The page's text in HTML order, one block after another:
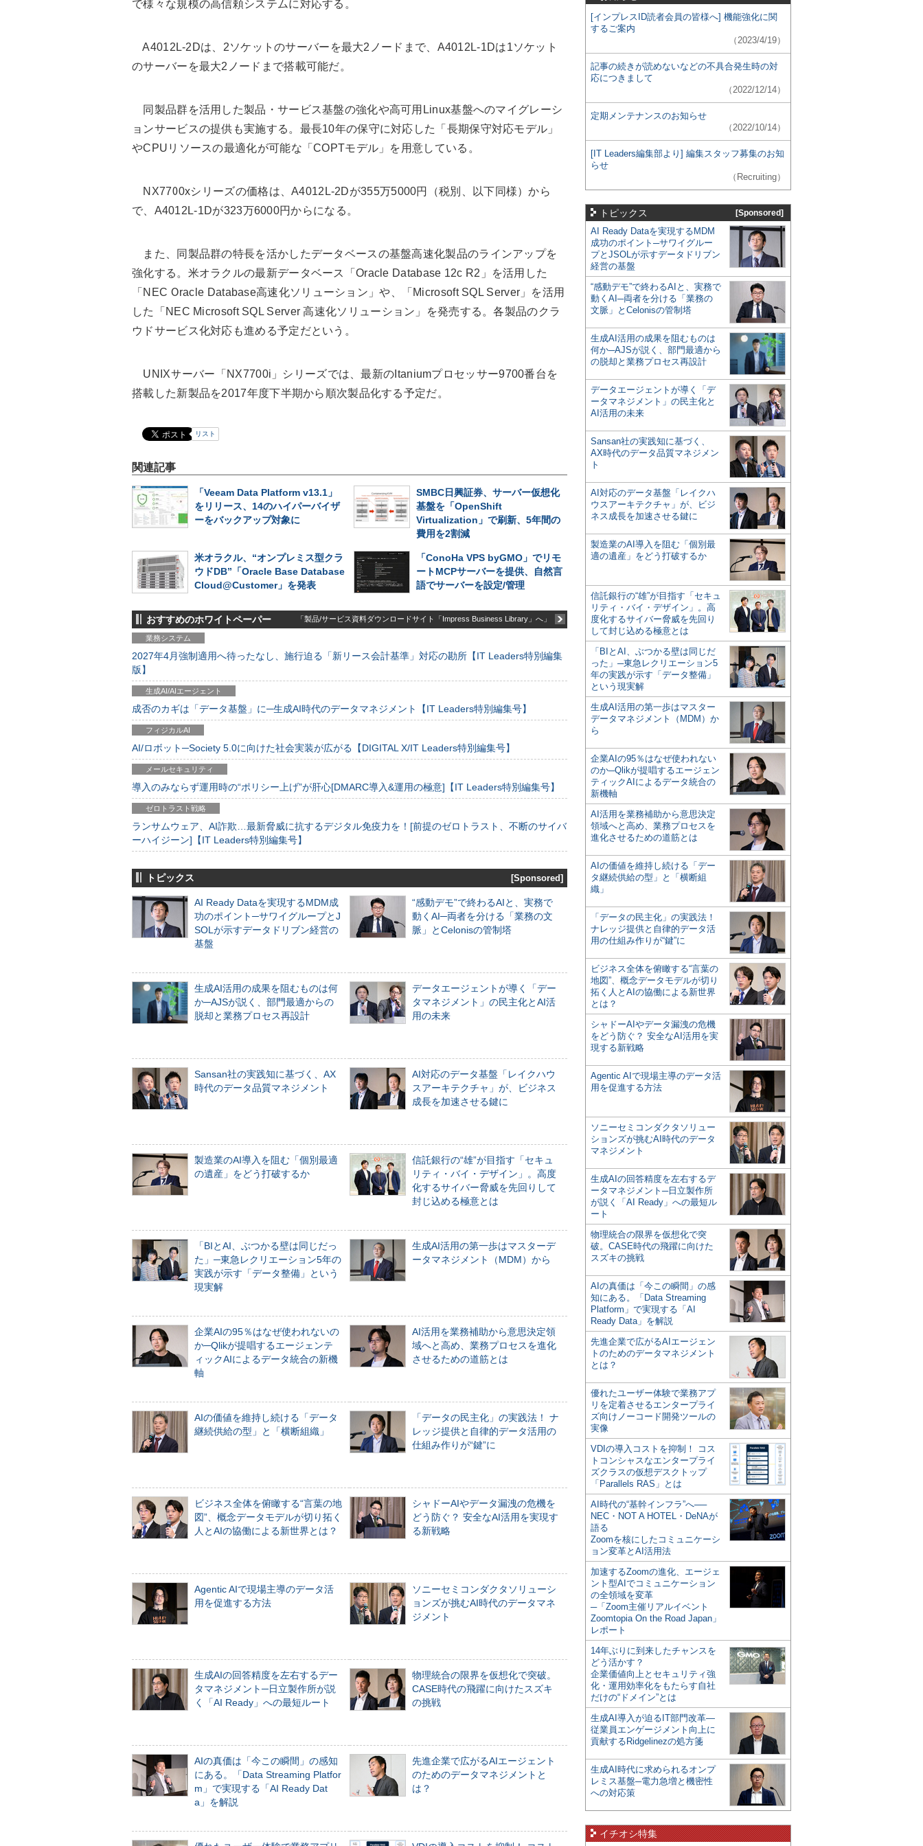
で様々な規模の高信頼システムに対応する。
A4012L-2Dは、2ソケットのサーバーを最大2ノードまで、A4012L-1Dは1ソケット
のサーバーを最大2ノードまで搭載可能だ。
同製品群を活用した製品・サービス基盤の強化や高可用Linux基盤へのマイグレーシ
ョンサービスの提供も実施する。最長10年の保守に対応した「長期保守対応モデル」
やCPUリソースの最適化が可能な「COPTモデル」を用意している。
NX7700xシリーズの価格は、A4012L-2Dが355万5000円（税別、以下同様）から
で、A4012L-1Dが323万6000円からになる。
また、同製品群の特長を活かしたデータベースの基盤高速化製品のラインアップを
強化する。米オラクルの最新データベース「Oracle Database 12c R2」を活用した
「NEC Oracle Database高速化ソリューション」や、「Microsoft SQL Server」を活用
した「NEC Microsoft SQL Server 高速化ソリューション」を発売する。各製品のクラ
ウドサービス化対応も進める予定だという。
UNIXサーバー「NX7700i」シリーズでは、最新のItaniumプロセッサー9700番台を
搭載した新製品を2017年度下半期から順次製品化する予定だ。
リスト
関連記事
「Veeam Data Platform v13.1」
をリリース、14のハイパーバイザ
ーをバックアップ対象に
SMBC日興証券、サーバー仮想化
基盤を「OpenShift
Virtualization」で刷新、5年間の
費用を2割減
米オラクル、“オンプレミス型クラ
ウドDB”「Oracle Base Database
Cloud@Customer」を発表
「ConoHa VPS byGMO」でリモ
ートMCPサーバーを提供、自然言
語でサーバーを設定/管理
おすすめのホワイトペーパー 「製品/サービス資料ダウンロードサイト「Impress Business Library」へ」
業務システム
2027年4月強制適用へ待ったなし、施行迫る「新リース会計基準」対応の勘所【IT Leaders特別編集
版】
生成AI/AIエージェント
成否のカギは「データ基盤」に─生成AI時代のデータマネジメント【IT Leaders特別編集号】
フィジカルAI
AI/ロボット─Society 5.0に向けた社会実装が広がる【DIGITAL X/IT Leaders特別編集号】
メールセキュリティ
導入のみならず運用時の“ポリシー上げ”が肝心[DMARC導入&運用の極意]【IT Leaders特別編集号】
ゼロトラスト戦略
ランサムウェア、AI詐欺…最新脅威に抗するデジタル免疫力を！[前提のゼロトラスト、不断のサイバ
ーハイジーン]【IT Leaders特別編集号】
トピックス [Sponsored]
AI Ready Dataを実現するMDM成
功のポイント─サワイグループとJ
SOLが示すデータドリブン経営の
基盤
“感動デモ”で終わるAIと、実務で
動くAI─両者を分ける「業務の文
脈」とCelonisの管制塔
生成AI活用の成果を阻むものは何
か─AJSが説く、部門最適からの
脱却と業務プロセス再設計
データエージェントが導く「デー
タマネジメント」の民主化とAI活
用の未来
Sansan社の実践知に基づく、AX
時代のデータ品質マネジメント
AI対応のデータ基盤「レイクハウ
スアーキテクチャ」が、ビジネス
成長を加速させる鍵に
製造業のAI導入を阻む「個別最適
の遺産」をどう打破するか
信託銀行の“雄”が目指す「セキュ
リティ・バイ・デザイン」。高度
化するサイバー脅威を先回りして
封じ込める極意とは
「BIとAI、ぶつかる壁は同じだっ
た」─東急レクリエーション5年の
実践が示す「データ整備」という
現実解
生成AI活用の第一歩はマスターデ
ータマネジメント（MDM）から
企業AIの95％はなぜ使われないの
か─Qlikが提唱するエージェンテ
ィックAIによるデータ統合の新機
軸
AI活用を業務補助から意思決定領
域へと高め、業務プロセスを進化
させるための道筋とは
AIの価値を維持し続ける「データ
継続供給の型」と「横断組織」
「データの民主化」の実践法！ ナ
レッジ提供と自律的データ活用の
仕組み作りが“鍵”に
ビジネス全体を俯瞰する“言葉の地
図”、概念データモデルが切り拓く
人とAIの協働による新世界とは？
シャドーAIやデータ漏洩の危機を
どう防ぐ？ 安全なAI活用を実現す
る新戦略
Agentic AIで現場主導のデータ活
用を促進する方法
ソニーセミコンダクタソリューシ
ョンズが挑むAI時代のデータマネ
ジメント
生成AIの回答精度を左右するデー
タマネジメント─日立製作所が説
く「AI Ready」への最短ルート
物理統合の限界を仮想化で突破。
CASE時代の飛躍に向けたスズキ
の挑戦
AIの真価は「今この瞬間」の感知
にある。「Data Streaming Platfor
m」で実現する「AI Ready Dat
a」を解説
先進企業で広がるAIエージェント
のためのデータマネジメントと
は？
[インプレスID読者会員の皆様へ] 機能強化に関
するご案内
（2023/4/19）
記事の続きが読めないなどの不具合発生時の対
応につきまして
（2022/12/14）
定期メンテナンスのお知らせ
（2022/10/14）
[IT Leaders編集部より] 編集スタッフ募集のお知
らせ
（Recruiting）
トピックス [Sponsored]
AI Ready Dataを実現するMDM
成功のポイント─サワイグルー
プとJSOLが示すデータドリブン
経営の基盤
“感動デモ”で終わるAIと、実務で
動くAI─両者を分ける「業務の
文脈」とCelonisの管制塔
生成AI活用の成果を阻むものは
何か─AJSが説く、部門最適から
の脱却と業務プロセス再設計
データエージェントが導く「デ
ータマネジメント」の民主化と
AI活用の未来
Sansan社の実践知に基づく、
AX時代のデータ品質マネジメン
ト
AI対応のデータ基盤「レイクハ
ウスアーキテクチャ」が、ビジ
ネス成長を加速させる鍵に
製造業のAI導入を阻む「個別最
適の遺産」をどう打破するか
信託銀行の“雄”が目指す「セキュ
リティ・バイ・デザイン」。高
度化するサイバー脅威を先回り
して封じ込める極意とは
「BIとAI、ぶつかる壁は同じだ
った」─東急レクリエーション5
年の実践が示す「データ整備」
という現実解
生成AI活用の第一歩はマスター
データマネジメント（MDM）か
ら
企業AIの95％はなぜ使われない
のか─Qlikが提唱するエージェン
ティックAIによるデータ統合の
新機軸
AI活用を業務補助から意思決定
領域へと高め、業務プロセスを
進化させるための道筋とは
AIの価値を維持し続ける「デー
タ継続供給の型」と「横断組
織」
「データの民主化」の実践法！
ナレッジ提供と自律的データ活
用の仕組み作りが“鍵”に
ビジネス全体を俯瞰する“言葉の
地図”、概念データモデルが切り
拓く人とAIの協働による新世界
とは？
シャドーAIやデータ漏洩の危機
をどう防ぐ？ 安全なAI活用を実
現する新戦略
Agentic AIで現場主導のデータ活
用を促進する方法
ソニーセミコンダクタソリュー
ションズが挑むAI時代のデータ
マネジメント
生成AIの回答精度を左右するデ
ータマネジメント─日立製作所
が説く「AI Ready」への最短ル
ート
物理統合の限界を仮想化で突
破。CASE時代の飛躍に向けた
スズキの挑戦
AIの真価は「今この瞬間」の感
知にある。「Data Streaming
Platform」で実現する「AI
Ready Data」を解説
先進企業で広がるAIエージェン
トのためのデータマネジメント
とは？
優れたユーザー体験で業務アプ
リを定着させるエンタープライ
ズ向けノーコード開発ツールの
実像
VDIの導入コストを抑制！ コス
トコンシャスなエンタープライ
ズクラスの仮想デスクトップ
「Parallels RAS」とは
AI時代の“基幹インフラ”へ──
NEC・NOT A HOTEL・DeNAが
語る
Zoomを核にしたコミュニケーシ
ョン変革とAI活用法
加速するZoomの進化、エージェ
ント型AIでコミュニケーション
の全領域を変革
─「Zoom主催リアルイベント
Zoomtopia On the Road Japan」
レポート
14年ぶりに到来したチャンスを
どう活かす？
企業価値向上とセキュリティ強
化・運用効率化をもたらす自社
だけの“ドメイン”とは
生成AI導入が迫るIT部門改革―
従業員エンゲージメント向上に
貢献するRidgelinezの処方箋
生成AI時代に求められるオンプ
レミス基盤─電力急増と機密性
への対応策
イチオシ特集